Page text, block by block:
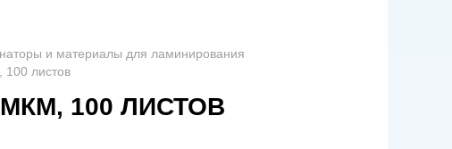
и материалы для ламинирования
листов
МКМ, 100 ЛИСТОВ